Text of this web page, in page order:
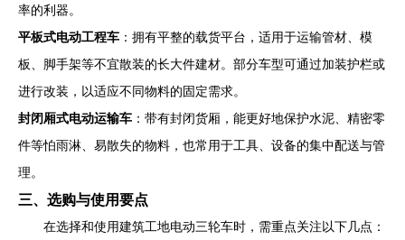
率的利器。
平板式电动工程车 ：拥有平整的载货平台，适用于运输管材、模
板、脚手架等不宜散装的长大件建材。部分车型可通过加装护栏或
进行改装，以适应不同物料的固定需求。
封闭厢式电动运输车 ：带有封闭货厢，能更好地保护水泥、精密零
件等怕雨淋、易散失的物料，也常用于工具、设备的集中配送与管
理。
三、选购与使用要点
在选择和使用建筑工地电动三轮车时，需重点关注以下几点：